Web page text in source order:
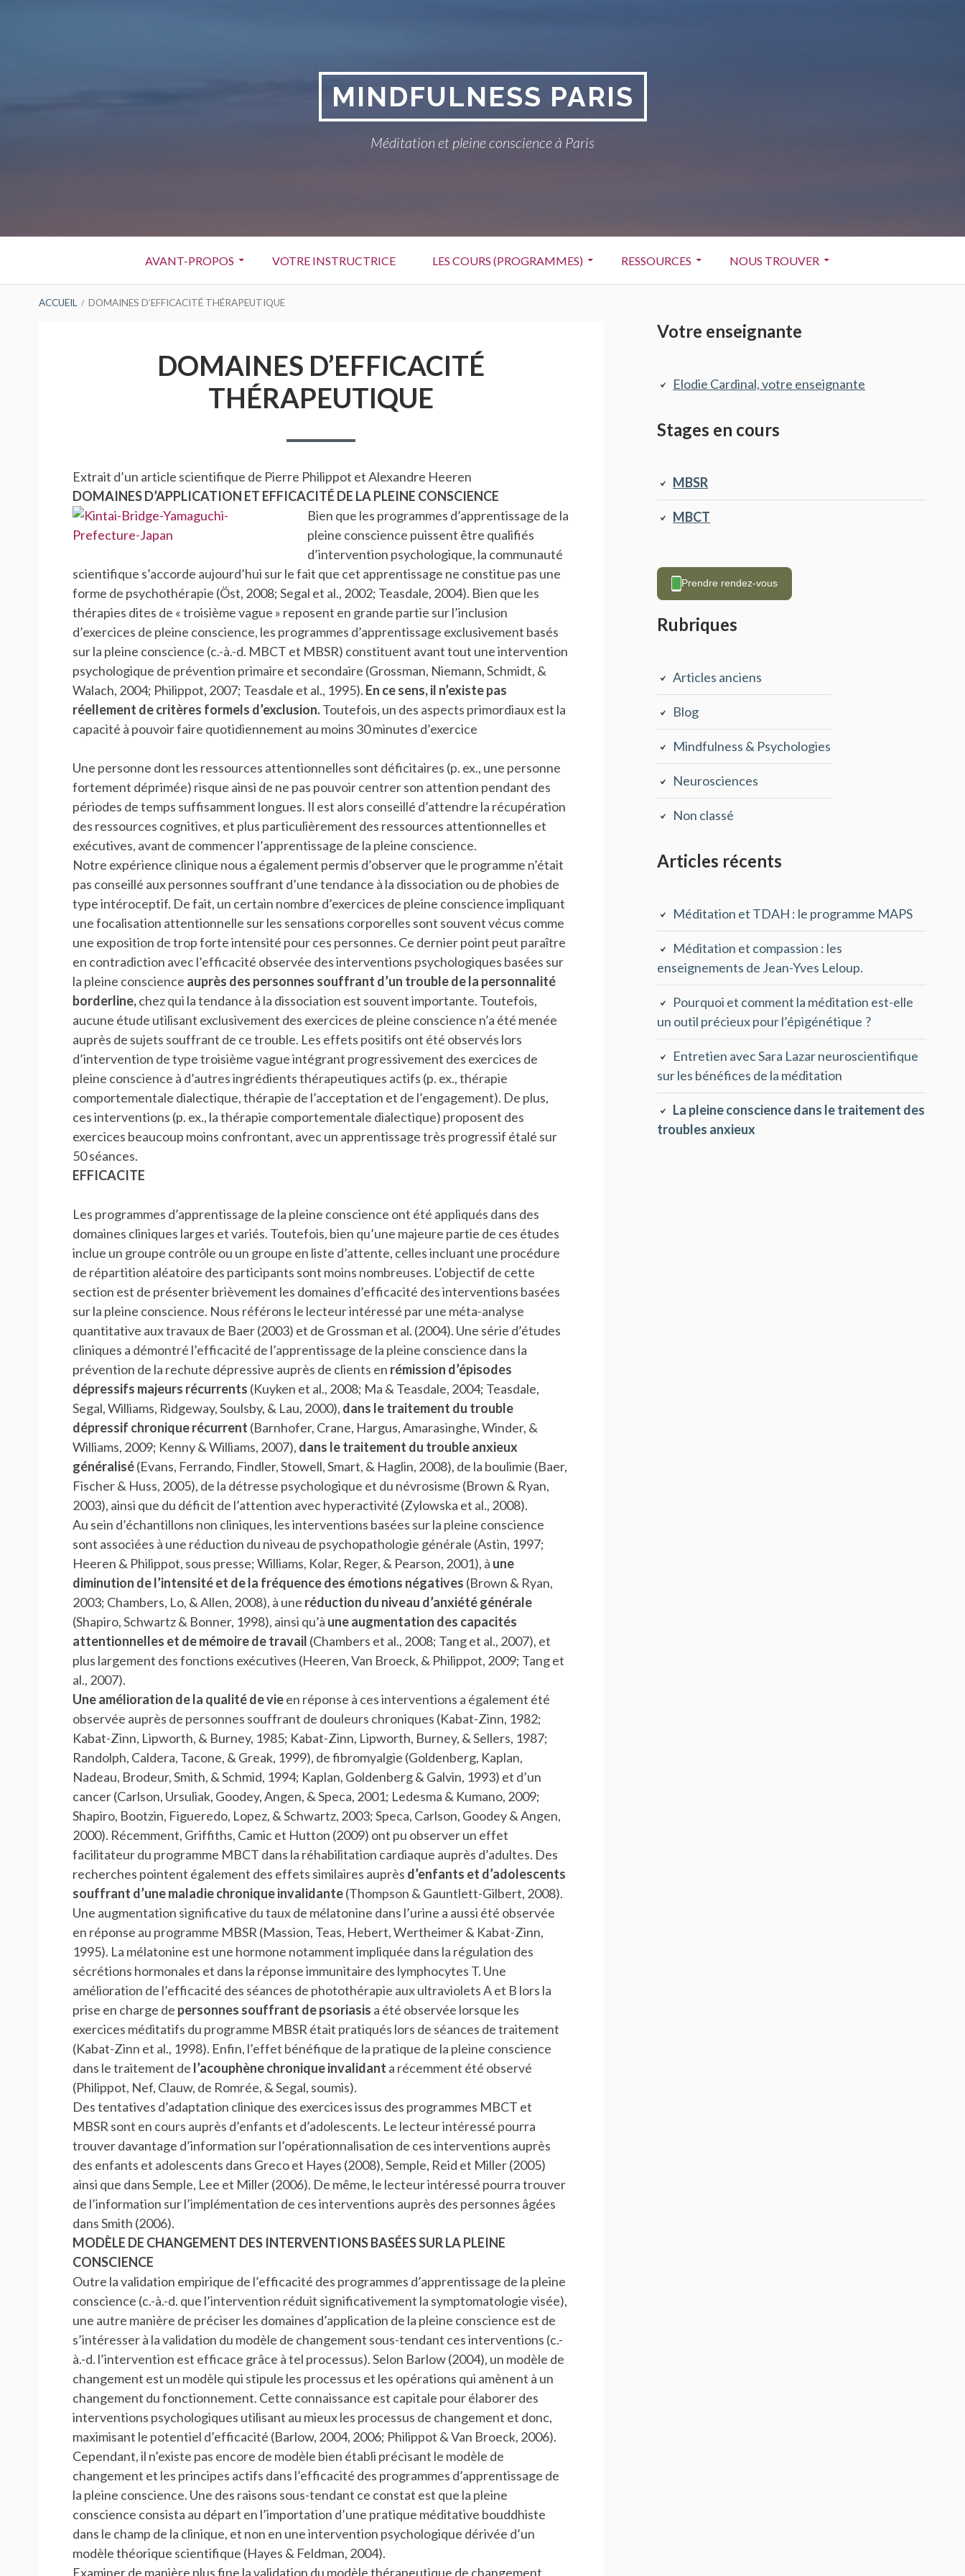
MINDFULNESS PARIS
Méditation et pleine conscience à Paris
principal
AVANT-PROPOS VOTRE INSTRUCTRICE LES COURS (PROGRAMMES) RESSOURCES NOUS TROUVER
FIL
ACCUEIL DOMAINES D’EFFICACITÉ THÉRAPEUTIQUE
DOMAINES D’EFFICACITÉ
THÉRAPEUTIQUE
Extrait d’un article scientifique de Pierre Philippot et Alexandre Heeren
DOMAINES D’APPLICATION ET EFFICACITÉ DE LA PLEINE CONSCIENCE
Bien que les programmes d’apprentissage de la
pleine conscience puissent être qualifiés
d’intervention psychologique, la communauté
scientifique s’accorde aujourd’hui sur le fait que cet apprentissage ne constitue pas une
forme de psychothérapie (Öst, 2008; Segal et al., 2002; Teasdale, 2004). Bien que les
thérapies dites de « troisième vague » reposent en grande partie sur l’inclusion
d’exercices de pleine conscience, les programmes d’apprentissage exclusivement basés
sur la pleine conscience (c.-à.-d. MBCT et MBSR) constituent avant tout une intervention
psychologique de prévention primaire et secondaire (Grossman, Niemann, Schmidt, &
Walach, 2004; Philippot, 2007; Teasdale et al., 1995). En ce sens, il n’existe pas
réellement de critères formels d’exclusion.Toutefois, un des aspects primordiaux est la
capacité à pouvoir faire quotidiennement au moins 30 minutes d’exercice
Une personne dont les ressources attentionnelles sont déficitaires (p. ex., une personne
fortement déprimée) risque ainsi de ne pas pouvoir centrer son attention pendant des
périodes de temps suffisamment longues. Il est alors conseillé d’attendre la récupération
des ressources cognitives, et plus particulièrement des ressources attentionnelles et
exécutives, avant de commencer l’apprentissage de la pleine conscience.
Notre expérience clinique nous a également permis d’observer que le programme n’était
pas conseillé aux personnes souffrant d’une tendance à la dissociation ou de phobies de
type intéroceptif. De fait, un certain nombre d’exercices de pleine conscience impliquant
une focalisation attentionnelle sur les sensations corporelles sont souvent vécus comme
une exposition de trop forte intensité pour ces personnes. Ce dernier point peut paraître
en contradiction avec l’efficacité observée des interventions psychologiques basées sur
la pleine conscience auprès des personnes souffrant d’un trouble de la personnalité
borderline,chez qui la tendance à la dissociation est souvent importante. Toutefois,
aucune étude utilisant exclusivement des exercices de pleine conscience n’a été menée
auprès de sujets souffrant de ce trouble. Les effets positifs ont été observés lors
d’intervention de type troisième vague intégrant progressivement des exercices de
pleine conscience à d’autres ingrédients thérapeutiques actifs (p. ex., thérapie
comportementale dialectique, thérapie de l’acceptation et de l’engagement). De plus,
ces interventions (p. ex., la thérapie comportementale dialectique) proposent des
exercices beaucoup moins confrontant, avec un apprentissage très progressif étalé sur
50 séances.
EFFICACITE
Les programmes d’apprentissage de la pleine conscience ont été appliqués dans des
domaines cliniques larges et variés. Toutefois, bien qu’une majeure partie de ces études
inclue un groupe contrôle ou un groupe en liste d’attente, celles incluant une procédure
de répartition aléatoire des participants sont moins nombreuses. L’objectif de cette
section est de présenter brièvement les domaines d’efficacité des interventions basées
sur la pleine conscience. Nous référons le lecteur intéressé par une méta-analyse
quantitative aux travaux de Baer (2003) et de Grossman et al. (2004). Une série d’études
cliniques a démontré l’efficacité de l’apprentissage de la pleine conscience dans la
prévention de la rechute dépressive auprès de clients en rémission d’épisodes
dépressifs majeurs récurrents (Kuyken et al., 2008; Ma & Teasdale, 2004; Teasdale,
Segal, Williams, Ridgeway, Soulsby, & Lau, 2000), dans le traitement du trouble
dépressif chronique récurrent (Barnhofer, Crane, Hargus, Amarasinghe, Winder, &
Williams, 2009; Kenny & Williams, 2007), dans le traitement du trouble anxieux
généralisé(Evans, Ferrando, Findler, Stowell, Smart, & Haglin, 2008), de la boulimie (Baer,
Fischer & Huss, 2005), de la détresse psychologique et du névrosisme (Brown & Ryan,
2003), ainsi que du déficit de l’attention avec hyperactivité (Zylowska et al., 2008).
Au sein d’échantillons non cliniques, les interventions basées sur la pleine conscience
sont associées à une réduction du niveau de psychopathologie générale (Astin, 1997;
Heeren & Philippot, sous presse; Williams, Kolar, Reger, & Pearson, 2001), à une
diminution de l’intensité et de la fréquence des émotions négatives (Brown & Ryan,
2003; Chambers, Lo, & Allen, 2008), à une réduction du niveau d’anxiété générale
(Shapiro, Schwartz & Bonner, 1998), ainsi qu’à une augmentation des capacités
attentionnelles et de mémoire de travail (Chambers et al., 2008; Tang et al., 2007), et
plus largement des fonctions exécutives (Heeren, Van Broeck, & Philippot, 2009; Tang et
al., 2007).
Une amélioration de la qualité de vieen réponse à ces interventions a également été
observée auprès de personnes souffrant de douleurs chroniques (Kabat-Zinn, 1982;
Kabat-Zinn, Lipworth, & Burney, 1985; Kabat-Zinn, Lipworth, Burney, & Sellers, 1987;
Randolph, Caldera, Tacone, & Greak, 1999), de fibromyalgie (Goldenberg, Kaplan,
Nadeau, Brodeur, Smith, & Schmid, 1994; Kaplan, Goldenberg & Galvin, 1993) et d’un
cancer (Carlson, Ursuliak, Goodey, Angen, & Speca, 2001; Ledesma & Kumano, 2009;
Shapiro, Bootzin, Figueredo, Lopez, & Schwartz, 2003; Speca, Carlson, Goodey & Angen,
2000). Récemment, Griffiths, Camic et Hutton (2009) ont pu observer un effet
facilitateur du programme MBCT dans la réhabilitation cardiaque auprès d’adultes. Des
recherches pointent également des effets similaires auprès d’enfants et d’adolescents
souffrant d’une maladie chronique invalidante(Thompson & Gauntlett-Gilbert, 2008).
Une augmentation significative du taux de mélatonine dans l’urine a aussi été observée
en réponse au programme MBSR (Massion, Teas, Hebert, Wertheimer & Kabat-Zinn,
1995). La mélatonine est une hormone notamment impliquée dans la régulation des
sécrétions hormonales et dans la réponse immunitaire des lymphocytes T. Une
amélioration de l’efficacité des séances de photothérapie aux ultraviolets A et B lors la
prise en charge de personnes souffrant de psoriasis a été observée lorsque les
exercices méditatifs du programme MBSR était pratiqués lors de séances de traitement
(Kabat-Zinn et al., 1998). Enfin, l’effet bénéfique de la pratique de la pleine conscience
dans le traitement de l’acouphène chronique invalidant a récemment été observé
(Philippot, Nef, Clauw, de Romrée, & Segal, soumis).
Des tentatives d’adaptation clinique des exercices issus des programmes MBCT et
MBSR sont en cours auprès d’enfants et d’adolescents. Le lecteur intéressé pourra
trouver davantage d’information sur l’opérationnalisation de ces interventions auprès
des enfants et adolescents dans Greco et Hayes (2008), Semple, Reid et Miller (2005)
ainsi que dans Semple, Lee et Miller (2006). De même, le lecteur intéressé pourra trouver
de l’information sur l’implémentation de ces interventions auprès des personnes âgées
dans Smith (2006).
MODÈLE DE CHANGEMENT DES INTERVENTIONS BASÉES SUR LA PLEINE
CONSCIENCE
Outre la validation empirique de l’efficacité des programmes d’apprentissage de la pleine
conscience (c.-à.-d. que l’intervention réduit significativement la symptomatologie visée),
une autre manière de préciser les domaines d’application de la pleine conscience est de
s’intéresser à la validation du modèle de changement sous-tendant ces interventions (c.-
à.-d. l’intervention est efficace grâce à tel processus). Selon Barlow (2004), un modèle de
changement est un modèle qui stipule les processus et les opérations qui amènent à un
changement du fonctionnement. Cette connaissance est capitale pour élaborer des
interventions psychologiques utilisant au mieux les processus de changement et donc,
maximisant le potentiel d’efficacité (Barlow, 2004, 2006; Philippot & Van Broeck, 2006).
Cependant, il n’existe pas encore de modèle bien établi précisant le modèle de
changement et les principes actifs dans l’efficacité des programmes d’apprentissage de
la pleine conscience. Une des raisons sous-tendant ce constat est que la pleine
conscience consista au départ en l’importation d’une pratique méditative bouddhiste
dans le champ de la clinique, et non en une intervention psychologique dérivée d’un
modèle théorique scientifique (Hayes & Feldman, 2004).
Examiner de manière plus fine la validation du modèle thérapeutique de changement
Barre
principale
Votre enseignante
Elodie Cardinal, votre enseignante
Stages en cours
MBSR
MBCT
Prendre rendez-vous
Rubriques
Articles anciens
Blog
Mindfulness & Psychologies
Neurosciences
Non classé
Articles récents
Méditation et TDAH : le programme MAPS
Méditation et compassion : les
enseignements de Jean-Yves Leloup.
Pourquoi et comment la méditation est-elle
un outil précieux pour l’épigénétique ?
Entretien avec Sara Lazar neuroscientifique
sur les bénéfices de la méditation
La pleine conscience dans le traitement des
troubles anxieux